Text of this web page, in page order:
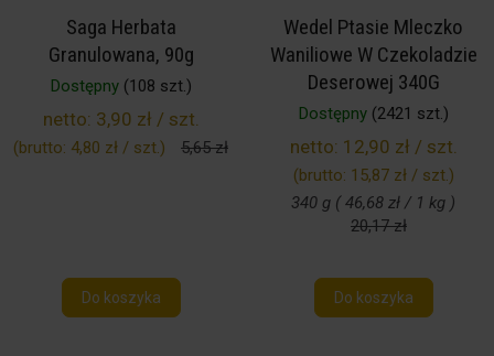
Saga Herbata
Granulowana, 90g
Dostępny(108 szt.)
netto: 3,90 zł / szt.
(brutto: 4,80 zł / szt.) 5,65 zł
Do koszyka
Wedel Ptasie Mleczko
Waniliowe W Czekoladzie
Deserowej 340G
Dostępny(2421 szt.)
netto: 12,90 zł / szt.
(brutto: 15,87 zł / szt.)
340 g ( 46,68 zł / 1 kg )
20,17 zł
Do koszyka